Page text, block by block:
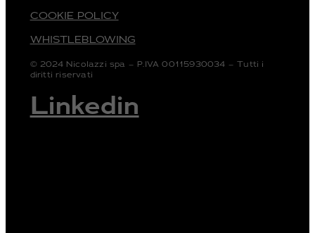
COOKIE POLICY
WHISTLEBLOWING
© 2024 Nicolazzi spa – P.IVA 00115930034 – Tutti i
diritti riservati
Linkedin